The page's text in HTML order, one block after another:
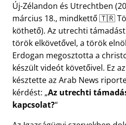
Új-Zélandon és Utrechtben
március 18., mindkettő 🇹🇷
köthető). Az utrechti
török elkövetővel, a török
Erdogan megosztotta a
készült videót követőivel. Ez
késztette az Arab News
kérdést: Az utrechti
kapcsolat?